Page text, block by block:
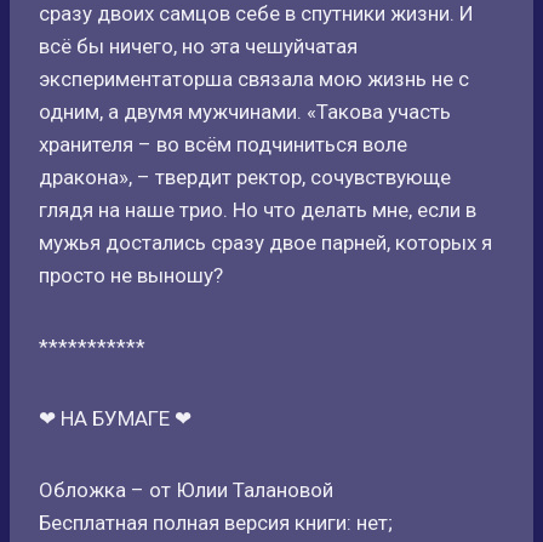
сразу двоих самцов себе в спутники жизни. И
всё бы ничего, но эта чешуйчатая
экспериментаторша связала мою жизнь не с
одним, а двумя мужчинами. «Такова участь
хранителя – во всём подчиниться воле
дракона», – твердит ректор, сочувствующе
глядя на наше трио. Но что делать мне, если в
мужья достались сразу двое парней, которых я
просто не выношу?
***********
❤ НА БУМАГЕ ❤
Обложка – от Юлии Талановой
Бесплатная полная версия книги: нет;